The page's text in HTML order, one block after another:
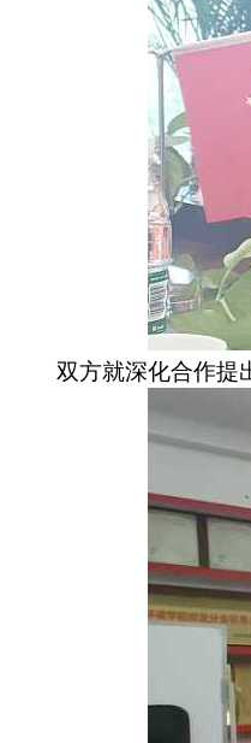
双方就深化合作提